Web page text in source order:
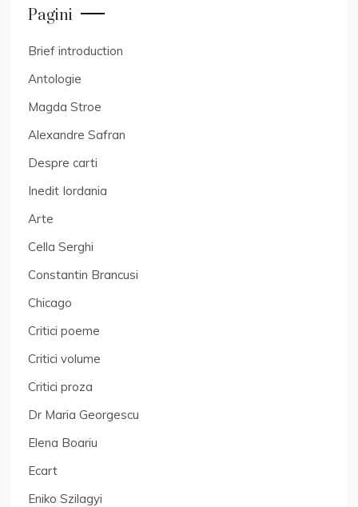
Pagini
Brief introduction
Antologie
Magda Stroe
Alexandre Safran
Despre carti
Inedit Iordania
Arte
Cella Serghi
Constantin Brancusi
Chicago
Critici poeme
Critici volume
Critici proza
Dr Maria Georgescu
Elena Boariu
Ecart
Eniko Szilagyi